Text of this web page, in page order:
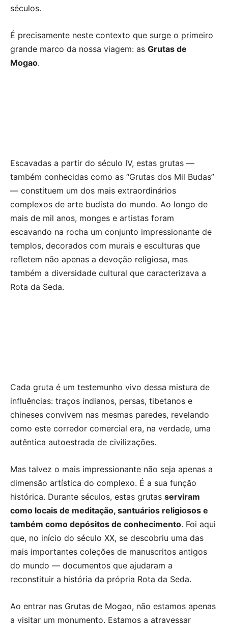
séculos.
É precisamente neste contexto que surge o primeiro
grande marco da nossa viagem: as Grutas de
Mogao.
Escavadas a partir do século IV, estas grutas —
também conhecidas como as “Grutas dos Mil Budas”
— constituem um dos mais extraordinários
complexos de arte budista do mundo. Ao longo de
mais de mil anos, monges e artistas foram
escavando na rocha um conjunto impressionante de
templos, decorados com murais e esculturas que
refletem não apenas a devoção religiosa, mas
também a diversidade cultural que caracterizava a
Rota da Seda.
Cada gruta é um testemunho vivo dessa mistura de
influências: traços indianos, persas, tibetanos e
chineses convivem nas mesmas paredes, revelando
como este corredor comercial era, na verdade, uma
autêntica autoestrada de civilizações.
Mas talvez o mais impressionante não seja apenas a
dimensão artística do complexo. É a sua função
histórica. Durante séculos, estas grutas serviram
como locais de meditação, santuários religiosos e
também como depósitos de conhecimento. Foi aqui
que, no início do século XX, se descobriu uma das
mais importantes coleções de manuscritos antigos
do mundo — documentos que ajudaram a
reconstituir a história da própria Rota da Seda.
Ao entrar nas Grutas de Mogao, não estamos apenas
a visitar um monumento. Estamos a atravessar